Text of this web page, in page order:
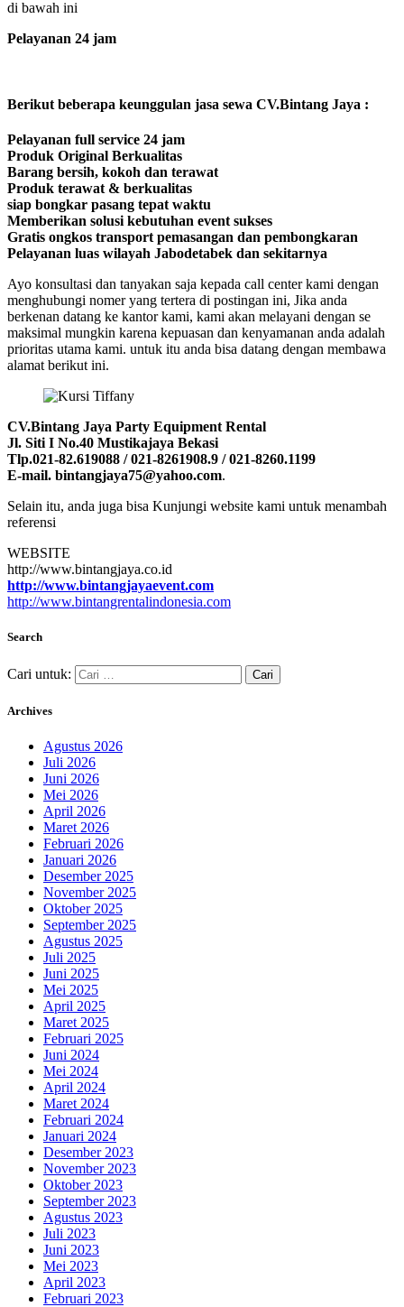
di bawah ini
Pelayanan 24 jam
Berikut beberapa keunggulan jasa sewa CV.Bintang Jaya :
Pelayanan full service 24 jam
Produk Original Berkualitas
Barang bersih, kokoh dan terawat
Produk terawat & berkualitas
siap bongkar pasang tepat waktu
Memberikan solusi kebutuhan event sukses
Gratis ongkos transport pemasangan dan pembongkaran
Pelayanan luas wilayah Jabodetabek dan sekitarnya
Ayo konsultasi dan tanyakan saja kepada call center kami dengan
menghubungi nomer yang tertera di postingan ini, Jika anda
berkenan datang ke kantor kami, kami akan melayani dengan se
maksimal mungkin karena kepuasan dan kenyamanan anda adalah
prioritas utama kami. untuk itu anda bisa datang dengan membawa
alamat berikut ini.
CV.Bintang Jaya Party Equipment Rental
Jl. Siti I No.40 Mustikajaya Bekasi
Tlp.021-82.619088 / 021-8261908.9 / 021-8260.1199
E-mail. bintangjaya75@yahoo.com.
Selain itu, anda juga bisa Kunjungi website kami untuk menambah
referensi
WEBSITE
http://www.bintangjaya.co.id
http://www.bintangjayaevent.com
http://www.bintangrentalindonesia.com
Search
Cari untuk:
Archives
Agustus 2026
Juli 2026
Juni 2026
Mei 2026
April 2026
Maret 2026
Februari 2026
Januari 2026
Desember 2025
November 2025
Oktober 2025
September 2025
Agustus 2025
Juli 2025
Juni 2025
Mei 2025
April 2025
Maret 2025
Februari 2025
Juni 2024
Mei 2024
April 2024
Maret 2024
Februari 2024
Januari 2024
Desember 2023
November 2023
Oktober 2023
September 2023
Agustus 2023
Juli 2023
Juni 2023
Mei 2023
April 2023
Februari 2023